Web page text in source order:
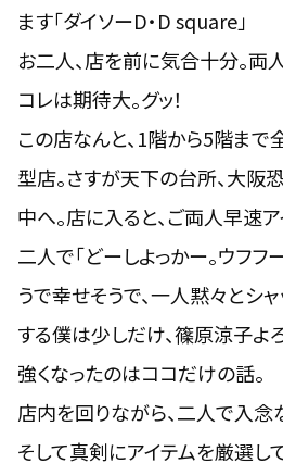
ます「ダイソーD・D square」
お二人、店を前に気合十分。両
コレは期待大。グッ！
この店なんと、1階から5階まで
型店。さすが天下の台所、大阪
中へ。店に入ると、ご両人早速ア
二人で「どーしよっかー。ウフフ
うで幸せそうで、一人黙々とシ
する僕は少しだけ、篠原涼子よろ
強くなったのはココだけの話。
店内を回りながら、二人で入念
そして真剣にアイテムを厳選し